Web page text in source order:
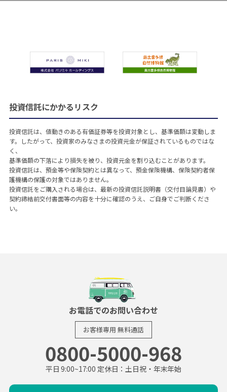
投資信託にかかるリスク
投資信託は、値動きのある有価証券等を投資対象とし、基準価額は変動しま
す。したがって、投資家のみなさまの投資元金が保証されているものではな
く、
基準価額の下落により損失を被り、投資元金を割り込むことがあります。
投資信託は、預金等や保険契約とは異なって、預金保険機構、保険契約者保
護機構の保護の対象ではありません。
投資信託をご購入される場合は、最新の投資信託説明書（交付目論見書）や
契約締結前交付書面等の内容を十分に確認のうえ、ご自身でご判断くださ
い。
お電話でのお問い合わせ
お客様専用 無料通話
0800-5000-968
平日 9:00~17:00 定休日：土日祝・年末年始